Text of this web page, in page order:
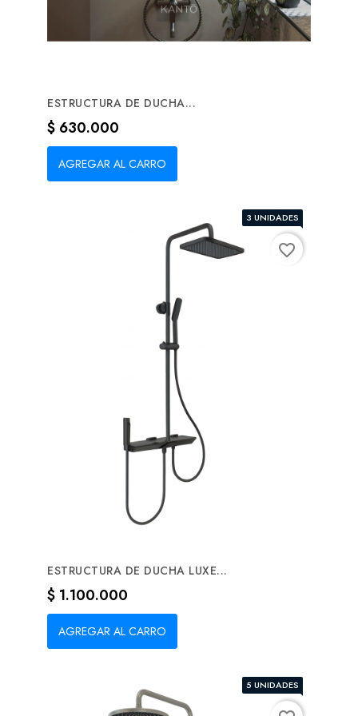
ESTRUCTURA DE DUCHA...
Precio
$ 630.000
AGREGAR AL CARRO
3 UNIDADES
ESTRUCTURA DE DUCHA LUXE...
Precio
$ 1.100.000
AGREGAR AL CARRO
favorite_border
5 UNIDADES